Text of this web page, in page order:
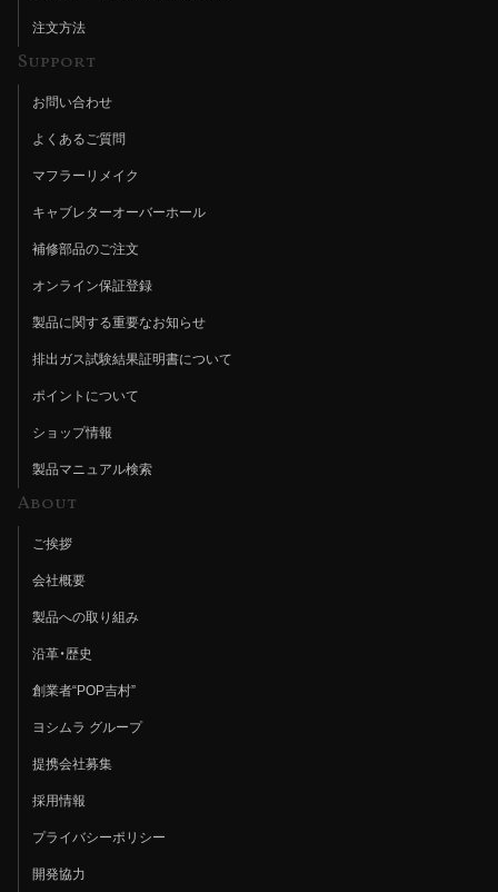
注文方法
Support
お問い合わせ
よくあるご質問
マフラーリメイク
キャブレターオーバーホール
補修部品のご注文
オンライン保証登録
製品に関する重要なお知らせ
排出ガス試験結果証明書について
ポイントについて
ショップ情報
製品マニュアル検索
About
ご挨拶
会社概要
製品への取り組み
沿革・歴史
創業者“POP吉村”
ヨシムラ グループ
提携会社募集
採用情報
プライバシーポリシー
開発協力